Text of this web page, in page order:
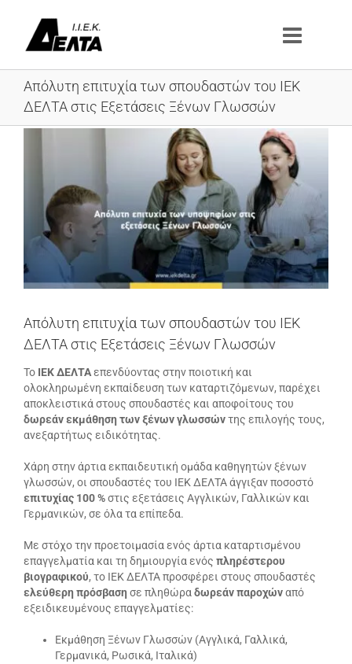
περιεχόμενο
Απόλυτη επιτυχία των σπουδαστών του ΙΕΚ
ΔΕΛΤΑ στις Εξετάσεις Ξένων Γλωσσών
Απόλυτη επιτυχία των σπουδαστών του ΙΕΚ
ΔΕΛΤΑ στις Εξετάσεις Ξένων Γλωσσών
Το ΙΕΚ ΔΕΛΤΑεπενδύοντας στην ποιοτική και
ολοκληρωμένη εκπαίδευση των καταρτιζόμενων, παρέχει
αποκλειστικά στους σπουδαστές και αποφοίτους του
δωρεάν εκμάθηση των ξένων γλωσσώντης επιλογής τους,
ανεξαρτήτως ειδικότητας.
Χάρη στην άρτια εκπαιδευτική ομάδα καθηγητών ξένων
γλωσσών, οι σπουδαστές του ΙΕΚ ΔΕΛΤΑ άγγιξαν ποσοστό
επιτυχίας 100 %στις εξετάσεις Αγγλικών, Γαλλικών και
Γερμανικών, σε όλα τα επίπεδα.
Με στόχο την προετοιμασία ενός άρτια καταρτισμένου
επαγγελματία και τη δημιουργία ενός πληρέστερου
βιογραφικού, το ΙΕΚ ΔΕΛΤΑ προσφέρει στους σπουδαστές
ελεύθερη πρόσβασησε πληθώραδωρεάν παροχώναπό
εξειδικευμένους επαγγελματίες:
Εκμάθηση Ξένων Γλωσσών (Αγγλικά, Γαλλικά,
Γερμανικά, Ρωσικά, Ιταλικά)